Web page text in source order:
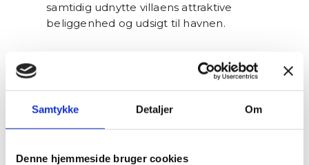
Samtykke Detaljer Om
Denne hjemmeside bruger cookies
samtidig udnytte villaens attraktive
beliggenhed og udsigt til havnen.